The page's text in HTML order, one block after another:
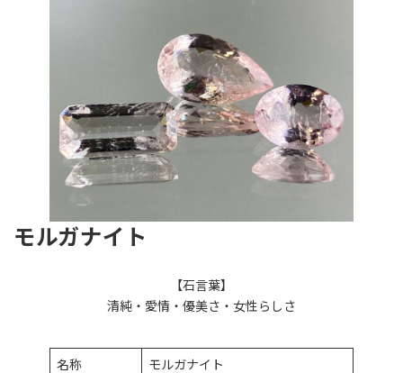
モルガナイト
【石言葉】
清純・愛情・優美さ・女性らしさ
名称 モルガナイト